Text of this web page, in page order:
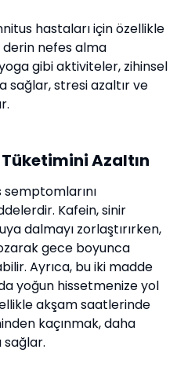
hastaları için özellikle
derin nefes alma
gibi aktiviteler, zihinsel
stresi azaltır ve
Azaltın
Kafein, sinir
dalmayı zorlaştırırken,
gece boyunca
Ayrıca, bu iki madde
yoğun hissetmenize yol
akşam saatlerinde
kaçınmak, daha
sağlar.